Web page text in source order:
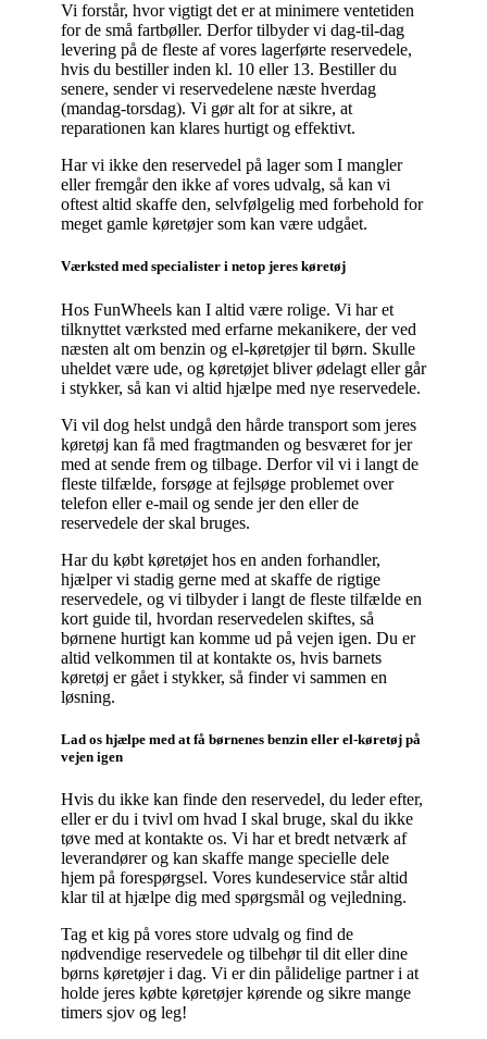
Vi forstår, hvor vigtigt det er at minimere ventetiden
for de små fartbøller. Derfor tilbyder vi dag-til-dag
levering på de fleste af vores lagerførte reservedele,
hvis du bestiller inden kl. 10 eller 13. Bestiller du
senere, sender vi reservedelene næste hverdag
(mandag-torsdag). Vi gør alt for at sikre, at
reparationen kan klares hurtigt og effektivt.
Har vi ikke den reservedel på lager som I mangler
eller fremgår den ikke af vores udvalg, så kan vi
oftest altid skaffe den, selvfølgelig med forbehold for
meget gamle køretøjer som kan være udgået.
Værksted med specialister i netop jeres køretøj
Hos FunWheels kan I altid være rolige. Vi har et
tilknyttet værksted med erfarne mekanikere, der ved
næsten alt om benzin og el-køretøjer til børn. Skulle
uheldet være ude, og køretøjet bliver ødelagt eller går
i stykker, så kan vi altid hjælpe med nye reservedele.
Vi vil dog helst undgå den hårde transport som jeres
køretøj kan få med fragtmanden og besværet for jer
med at sende frem og tilbage. Derfor vil vi i langt de
fleste tilfælde, forsøge at fejlsøge problemet over
telefon eller e-mail og sende jer den eller de
reservedele der skal bruges.
Har du købt køretøjet hos en anden forhandler,
hjælper vi stadig gerne med at skaffe de rigtige
reservedele, og vi tilbyder i langt de fleste tilfælde en
kort guide til, hvordan reservedelen skiftes, så
børnene hurtigt kan komme ud på vejen igen. Du er
altid velkommen til at kontakte os, hvis barnets
køretøj er gået i stykker, så finder vi sammen en
løsning.
Lad os hjælpe med at få børnenes benzin eller el-køretøj på
vejen igen
Hvis du ikke kan finde den reservedel, du leder efter,
eller er du i tvivl om hvad I skal bruge, skal du ikke
tøve med at kontakte os. Vi har et bredt netværk af
leverandører og kan skaffe mange specielle dele
hjem på forespørgsel. Vores kundeservice står altid
klar til at hjælpe dig med spørgsmål og vejledning.
Tag et kig på vores store udvalg og find de
nødvendige reservedele og tilbehør til dit eller dine
børns køretøjer i dag. Vi er din pålidelige partner i at
holde jeres købte køretøjer kørende og sikre mange
timers sjov og leg!